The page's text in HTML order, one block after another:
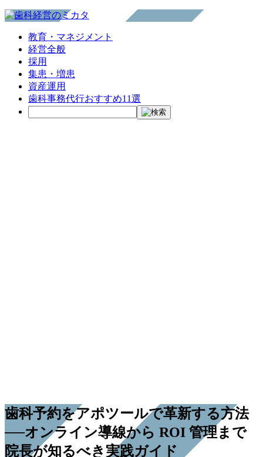
教育・マネジメント
経営全般
採用
集患・増患
資産運用
歯科事務代行おすすめ11選
歯科予約をアポツールで革新する方法
──オンライン導線から ROI 管理まで
院長が知るべき実践ガイド